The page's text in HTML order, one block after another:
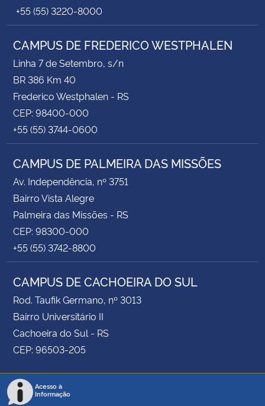
+55 (55) 3220-8000
CAMPUS DE FREDERICO WESTPHALEN
Linha 7 de Setembro, s/n
BR 386 Km 40
Frederico Westphalen - RS
CEP: 98400-000
+55 (55) 3744-0600
CAMPUS DE PALMEIRA DAS MISSÕES
Av. Independência, nº 3751
Bairro Vista Alegre
Palmeira das Missões - RS
CEP: 98300-000
+55 (55) 3742-8800
CAMPUS DE CACHOEIRA DO SUL
Rod. Taufik Germano, nº 3013
Bairro Universitário II
Cachoeira do Sul - RS
CEP: 96503-205
Acesso à
Informação